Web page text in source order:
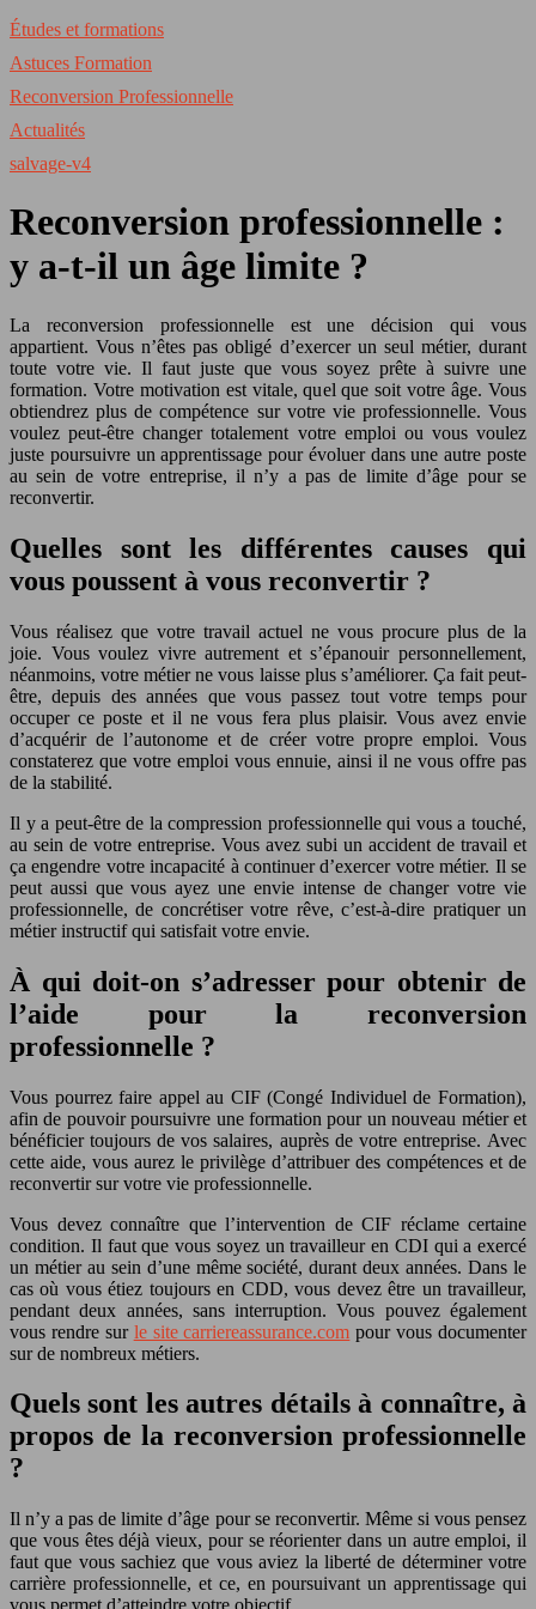
Études et formations
Astuces Formation
Reconversion Professionnelle
Actualités
salvage-v4
Reconversion professionnelle :
y a-t-il un âge limite ?
La reconversion professionnelle est une décision qui vous
appartient. Vous n’êtes pas obligé d’exercer un seul métier, durant
toute votre vie. Il faut juste que vous soyez prête à suivre une
formation. Votre motivation est vitale, quel que soit votre âge. Vous
obtiendrez plus de compétence sur votre vie professionnelle. Vous
voulez peut-être changer totalement votre emploi ou vous voulez
juste poursuivre un apprentissage pour évoluer dans une autre poste
au sein de votre entreprise, il n’y a pas de limite d’âge pour se
reconvertir.
Quelles sont les différentes causes qui
vous poussent à vous reconvertir ?
Vous réalisez que votre travail actuel ne vous procure plus de la
joie. Vous voulez vivre autrement et s’épanouir personnellement,
néanmoins, votre métier ne vous laisse plus s’améliorer. Ça fait peut-
être, depuis des années que vous passez tout votre temps pour
occuper ce poste et il ne vous fera plus plaisir. Vous avez envie
d’acquérir de l’autonome et de créer votre propre emploi. Vous
constaterez que votre emploi vous ennuie, ainsi il ne vous offre pas
de la stabilité.
Il y a peut-être de la compression professionnelle qui vous a touché,
au sein de votre entreprise. Vous avez subi un accident de travail et
ça engendre votre incapacité à continuer d’exercer votre métier. Il se
peut aussi que vous ayez une envie intense de changer votre vie
professionnelle, de concrétiser votre rêve, c’est-à-dire pratiquer un
métier instructif qui satisfait votre envie.
À qui doit-on s’adresser pour obtenir de
l’aide pour la reconversion
professionnelle ?
Vous pourrez faire appel au CIF (Congé Individuel de Formation),
afin de pouvoir poursuivre une formation pour un nouveau métier et
bénéficier toujours de vos salaires, auprès de votre entreprise. Avec
cette aide, vous aurez le privilège d’attribuer des compétences et de
reconvertir sur votre vie professionnelle.
Vous devez connaître que l’intervention de CIF réclame certaine
condition. Il faut que vous soyez un travailleur en CDI qui a exercé
un métier au sein d’une même société, durant deux années. Dans le
cas où vous étiez toujours en CDD, vous devez être un travailleur,
pendant deux années, sans interruption. Vous pouvez également
vous rendre sur le site carriereassurance.com pour vous documenter
sur de nombreux métiers.
Quels sont les autres détails à connaître, à
propos de la reconversion professionnelle
?
Il n’y a pas de limite d’âge pour se reconvertir. Même si vous pensez
que vous êtes déjà vieux, pour se réorienter dans un autre emploi, il
faut que vous sachiez que vous aviez la liberté de déterminer votre
carrière professionnelle, et ce, en poursuivant un apprentissage qui